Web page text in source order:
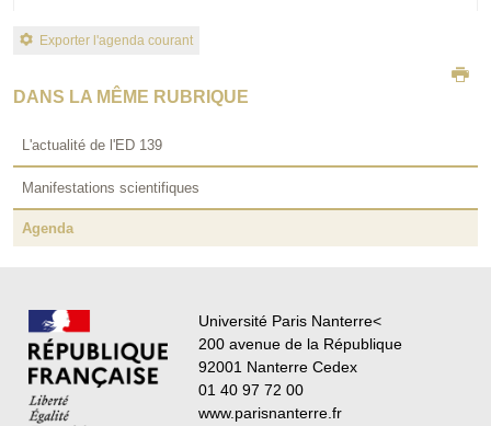
Exporter l'agenda courant
DANS LA MÊME RUBRIQUE
L'actualité de l'ED 139
Manifestations scientifiques
Agenda
Université Paris Nanterre<
200 avenue de la République
92001 Nanterre Cedex
01 40 97 72 00
www.parisnanterre.fr